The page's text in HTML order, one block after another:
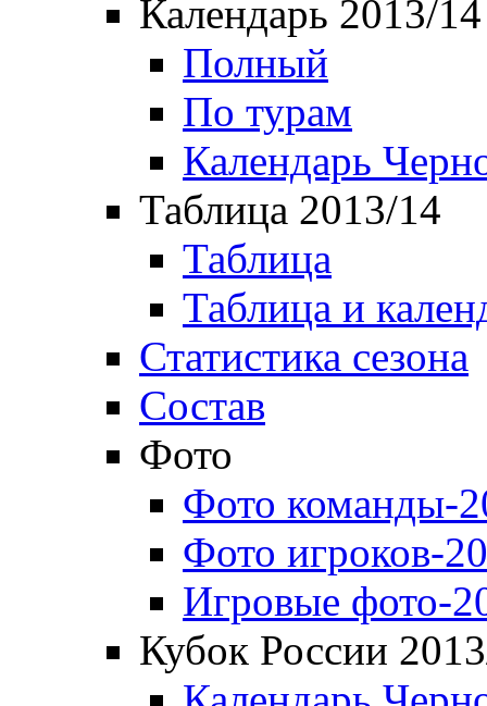
Календарь 2013/14
Полный
По турам
Календарь
Таблица 2013/14
Таблица
Таблица и
Статистика сезона
Состав
Фото
Фото команды-
Фото игроков-
Игровые фото-
Кубок России